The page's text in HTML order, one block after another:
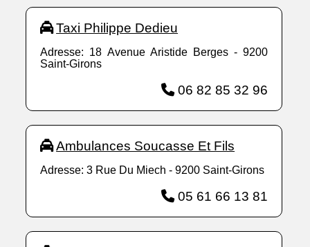
Taxi Philippe Dedieu
Adresse: 18 Avenue Aristide Berges - 9200
Saint-Girons
06 82 85 32 96
Ambulances Soucasse Et Fils
Adresse: 3 Rue Du Miech - 9200 Saint-Girons
05 61 66 13 81